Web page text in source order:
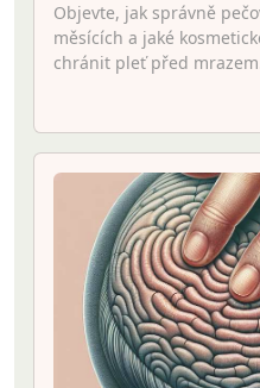
Objevte, jak správně
měsících a jaké
chránit pleť před